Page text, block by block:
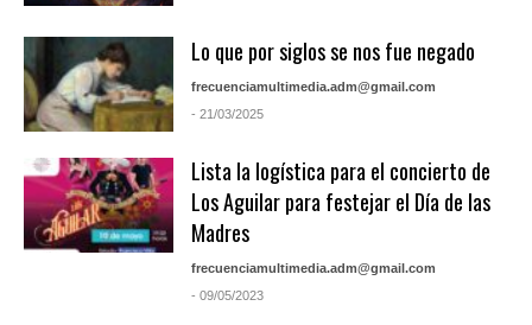
Lo que por siglos se nos fue negado
frecuenciamultimedia.adm@gmail.com
- 21/03/2025
Lista la logística para el concierto de
Los Aguilar para festejar el Día de las
Madres
frecuenciamultimedia.adm@gmail.com
- 09/05/2023